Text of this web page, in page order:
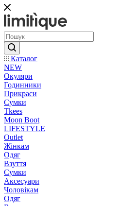
Каталог
NEW
Окуляри
Годинники
Прикраси
Сумки
Tkees
Moon Boot
LIFESTYLE
Outlet
Жінкам
Одяг
Взуття
Сумки
Аксесуари
Чоловікам
Одяг